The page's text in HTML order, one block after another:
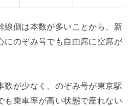
線側は本数が多いことから、新
にのぞみ号でも自由席に空席が
数が少なく、のぞみ号が東京駅
も乗車率が高い状態で座れない